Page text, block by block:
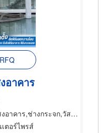
อาคาร
างกระจก,วัสดุเคลือบหรือฉาบกระจก
ตอร์ไพรส์